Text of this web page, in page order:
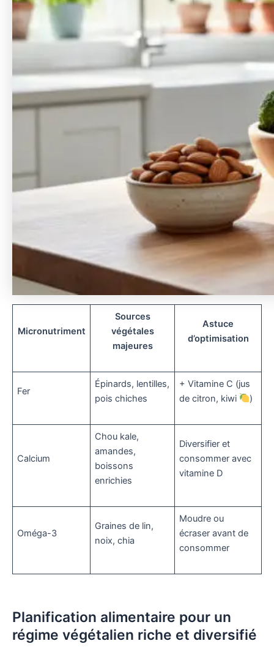
Micronutriment
Sources
végétales
majeures
Astuce
d’optimisation
Fer
Épinards, lentilles,
pois chiches
+ Vitamine C (jus
de citron, kiwi
)
Calcium
Chou kale,
amandes,
boissons
enrichies
Diversifier et
consommer avec
vitamine D
Oméga-3
Graines de lin,
noix, chia
Moudre ou
écraser avant de
consommer
Planification alimentaire pour un
régime végétalien riche et diversifié